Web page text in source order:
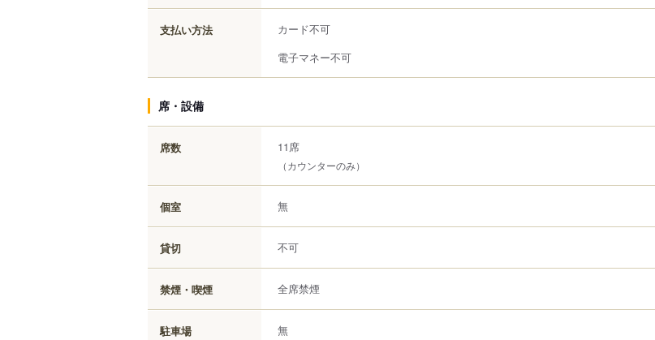
支払い方法
カード不可
電子マネー不可
席・設備
席数 11席
（カウンターのみ）
個室 無
貸切 不可
禁煙・喫煙 全席禁煙
駐車場 無